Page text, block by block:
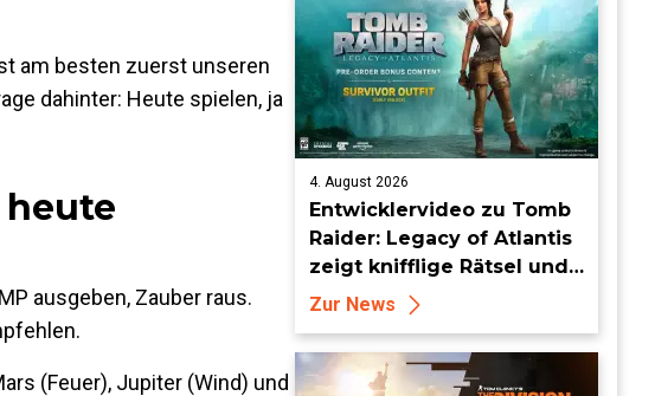
am besten zuerst unseren
dahinter: Heute spielen, ja
heute
ausgeben, Zauber raus.
(Feuer), Jupiter (Wind) und
4. August 2026
Entwicklervideo zu Tomb
Raider: Legacy of Atlantis
zeigt knifflige Rätsel und
tückische Fallen
Zur News